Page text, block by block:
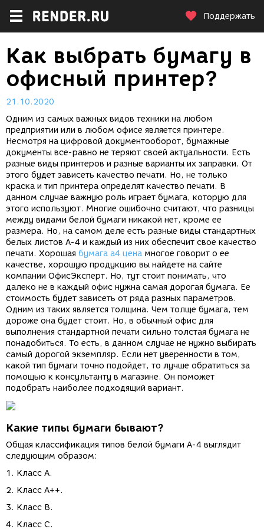
Поддержать
Как выбрать бумагу в
офисный принтер?
21.10.2020
Одним из самых важных видов техники на любом
предприятии или в любом офисе является принтере.
Несмотря на цифровой документооборот, бумажные
документы все-равно не теряют своей актуальности. Есть
разные виды принтеров и разные варианты их заправки. От
этого будет зависеть качество печати. Но, не только
краска и тип принтера определят качество печати. В
данном случае важную роль играет бумага, которую для
этого используют. Многие ошибочно считают, что разницы
между видами белой бумаги никакой нет, кроме ее
размера. Но, на самом деле есть разные виды стандартных
белых листов А-4 и каждый из них обеспечит свое качество
печати. Хорошая бумага а4 цена многое говорит о ее
качестве, хорошую продукцию вы найдете на сайте
компании ОфисЭксперт. Но, тут стоит понимать, что
далеко не в каждый офис нужна самая дорогая бумага. Ее
стоимость будет зависеть от ряда разных параметров.
Одним из таких является толщина. Чем толще бумага, тем
дороже она будет стоит. Но, в обычный офис для
выполнения стандартной печати сильно толстая бумага не
понадобиться. То есть, в данном случае не нужно выбирать
самый дорогой экземпляр. Если нет уверенности в том,
какой тип бумаги точно подойдет, то лучше обратиться за
помощью к консультанту в магазине. Он поможет
подобрать наиболее подходящий вариант.
Какие типы бумаги бывают?
Общая классификация типов белой бумаги А-4 выглядит
следующим образом:
1. Класс А.
2. Класс А++.
3. Класс В.
4. Класс С.